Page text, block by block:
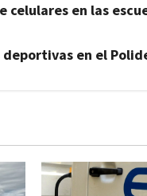
celulares en las
en el